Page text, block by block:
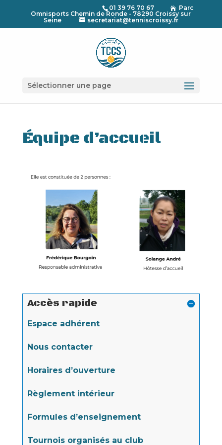
01 39 76 70 67  Parc
Omnisports Chemin de Ronde - 78290 Croissy sur
Seine
secretariat@tenniscroissy.fr
Sélectionner une page
Équipe d’accueil
Accès rapide
Espace adhérent
Nous contacter
Horaires d’ouverture
Règlement intérieur
Formules d’enseignement
Tournois organisés au club